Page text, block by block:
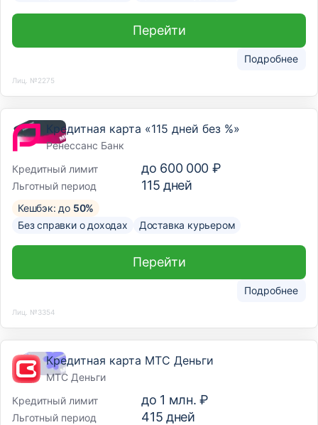
Подробнее
Перейти
Лиц. №2275
Кредитная карта «115 дней без %»
Ренессанс Банк
Кредитный лимит
до 600 000 ₽
Льготный период 115 дней
Кешбэк: до 50%
Без справки о доходах
Доставка курьером
Подробнее
Перейти
Лиц. №3354
Кредитная карта МТС Деньги
МТС Деньги
Кредитный лимит
до 1 млн. ₽
Льготный период 415 дней